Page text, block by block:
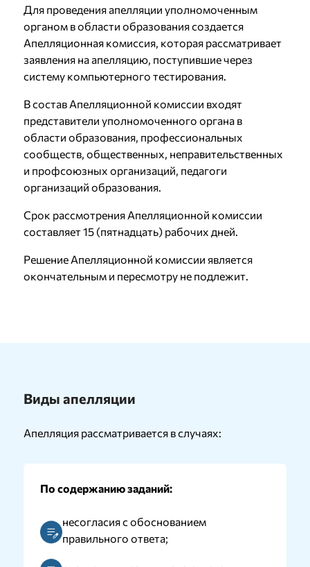
Для проведения апелляции уполномоченным
органом в области образования создается
Апелляционная комиссия, которая рассматривает
заявления на апелляцию, поступившие через
систему компьютерного тестирования.
В состав Апелляционной комиссии входят
представители уполномоченного органа в
области образования, профессиональных
сообществ, общественных, неправительственных
и профсоюзных организаций, педагоги
организаций образования.
Срок рассмотрения Апелляционной комиссии
составляет 15 (пятнадцать) рабочих дней.
Решение Апелляционной комиссии является
окончательным и пересмотру не подлежит.
Виды апелляции
Апелляция рассматривается в случаях:
По содержанию заданий:
несогласия с обоснованием
правильного ответа;